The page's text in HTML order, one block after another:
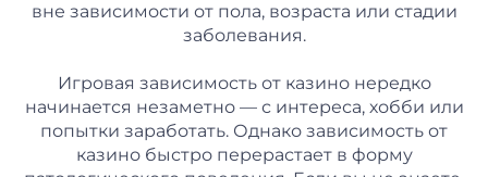
вне зависимости от пола, возраста или стадии
заболевания.
Игровая зависимость от казино нередко
начинается незаметно — с интереса, хобби или
попытки заработать. Однако зависимость от
казино быстро перерастает в форму